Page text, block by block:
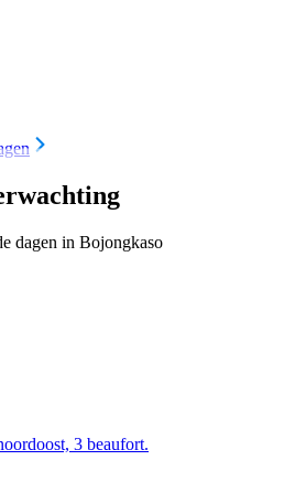
dagen in Bojongkaso
3 beaufort.